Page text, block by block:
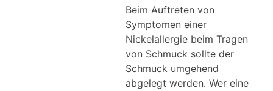
Beim Auftreten von
Symptomen einer
Nickelallergie beim Tragen
von Schmuck sollte der
Schmuck umgehend
abgelegt werden. Wer eine